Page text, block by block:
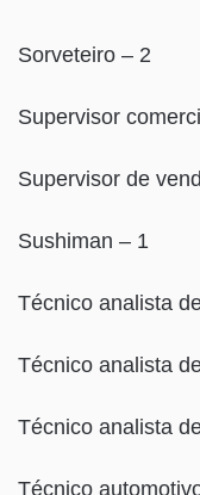
Sorveteiro – 2
Supervisor
Supervisor de
Sushiman – 1
Técnico analista
Técnico analista
Técnico analista
Técnico